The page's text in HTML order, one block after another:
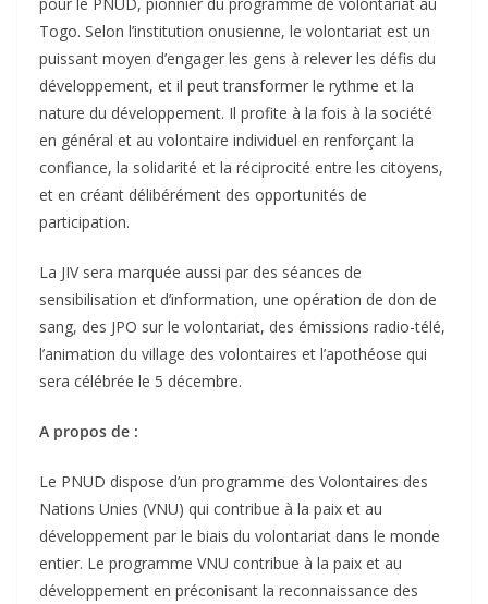
pour le PNUD, pionnier du programme de volontariat au
Togo. Selon l’institution onusienne, le volontariat est un
puissant moyen d’engager les gens à relever les défis du
développement, et il peut transformer le rythme et la
nature du développement. Il profite à la fois à la société
en général et au volontaire individuel en renforçant la
confiance, la solidarité et la réciprocité entre les citoyens,
et en créant délibérément des opportunités de
participation.
La JIV sera marquée aussi par des séances de
sensibilisation et d’information, une opération de don de
sang, des JPO sur le volontariat, des émissions radio-télé,
l’animation du village des volontaires et l’apothéose qui
sera célébrée le 5 décembre.
A propos de :
Le PNUD dispose d’un programme des Volontaires des
Nations Unies (VNU) qui contribue à la paix et au
développement par le biais du volontariat dans le monde
entier. Le programme VNU contribue à la paix et au
développement en préconisant la reconnaissance des